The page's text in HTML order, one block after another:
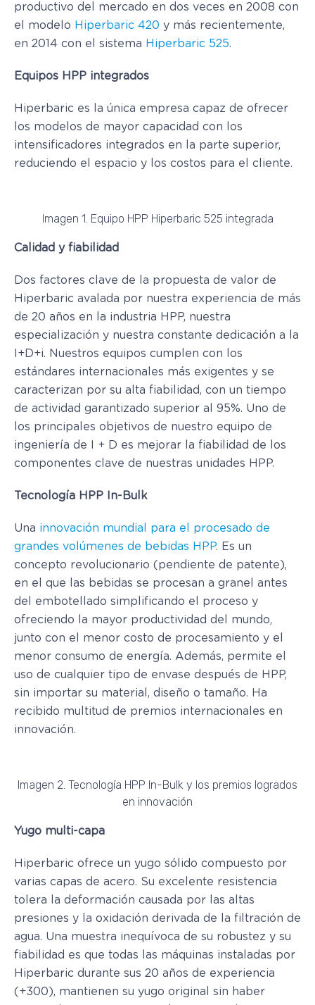
productivo del mercado en dos veces en 2008 con
el modelo Hiperbaric 420 y más recientemente,
en 2014 con el sistema Hiperbaric 525.
Equipos HPP integrados
Hiperbaric es la única empresa capaz de ofrecer
los modelos de mayor capacidad con los
intensificadores integrados en la parte superior,
reduciendo el espacio y los costos para el cliente.
Imagen 1. Equipo HPP Hiperbaric 525 integrada
Calidad y fiabilidad
Dos factores clave de la propuesta de valor de
Hiperbaric avalada por nuestra experiencia de más
de 20 años en la industria HPP, nuestra
especialización y nuestra constante dedicación a la
I+D+i. Nuestros equipos cumplen con los
estándares internacionales más exigentes y se
caracterizan por su alta fiabilidad, con un tiempo
de actividad garantizado superior al 95%. Uno de
los principales objetivos de nuestro equipo de
ingeniería de I + D es mejorar la fiabilidad de los
componentes clave de nuestras unidades HPP.
Tecnología HPP In-Bulk
Una innovación mundial para el procesado de
grandes volúmenes de bebidas HPP. Es un
concepto revolucionario (pendiente de patente),
en el que las bebidas se procesan a granel antes
del embotellado simplificando el proceso y
ofreciendo la mayor productividad del mundo,
junto con el menor costo de procesamiento y el
menor consumo de energía. Además, permite el
uso de cualquier tipo de envase después de HPP,
sin importar su material, diseño o tamaño. Ha
recibido multitud de premios internacionales en
innovación.
Imagen 2. Tecnología HPP In-Bulk y los premios logrados
en innovación
Yugo multi-capa
Hiperbaric ofrece un yugo sólido compuesto por
varias capas de acero. Su excelente resistencia
tolera la deformación causada por las altas
presiones y la oxidación derivada de la filtración de
agua. Una muestra inequívoca de su robustez y su
fiabilidad es que todas las máquinas instaladas por
Hiperbaric durante sus 20 años de experiencia
(+300), mantienen su yugo original sin haber